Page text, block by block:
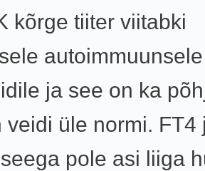
kõrge tiiter viitabki
autoimmuunsele
ja see on ka
veidi üle normi. FT4
pole asi liiga